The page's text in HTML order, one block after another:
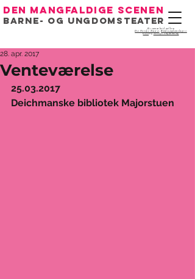
Eit samarbeid mellom
Det Norske Teatret ,Bondeungdomslaget i
OsloogNoregs Ungdomslag
Den mangfaldige scenen
Barne- og ungdomsteater
Venteværelse
28. apr. 2017
25.03.2017
Deichmanske bibliotek Majorstuen